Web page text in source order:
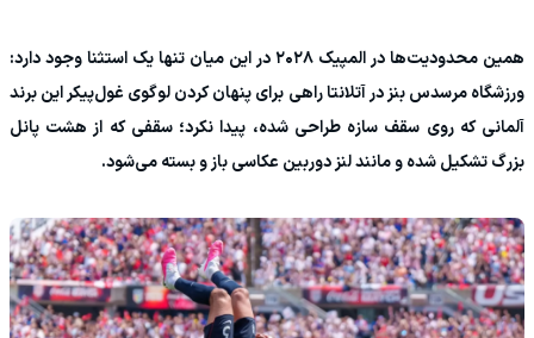
همین محدودیت‌ها در المپیک ۲۰۲۸ در این میان تنها یک استثنا وجود دارد:
ورزشگاه مرسدس بنز در آتلانتا راهی برای پنهان کردن لوگوی غول‌پیکر این برند
آلمانی که روی سقف سازه طراحی شده، پیدا نکرد؛ سقفی که از هشت پانل
بزرگ تشکیل شده و مانند لنز دوربین عکاسی باز و بسته می‌شود.